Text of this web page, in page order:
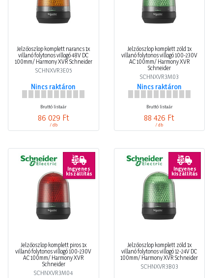
Jelzőoszlop komplett narancs 1x
villanó folytonos villogó 48V DC
100mm/ Harmony XVR Schneider
SCHNXVR3E05
Nincs raktáron
Bruttó listaár
86 029 Ft
/ db
Jelzőoszlop komplett zöld 1x
villanó folytonos villogó 100-230V
AC 100mm/ Harmony XVR
Schneider
SCHNXVR3M03
Nincs raktáron
Bruttó listaár
88 426 Ft
/ db
Ingyenes
kiszállítás
Jelzőoszlop komplett piros 1x
villanó folytonos villogó 100-230V
AC 100mm/ Harmony XVR
Schneider
SCHNXVR3M04
Ingyenes
kiszállítás
Jelzőoszlop komplett zöld 1x
villanó folytonos villogó 12-24V DC
100mm/ Harmony XVR Schneider
SCHNXVR3B03